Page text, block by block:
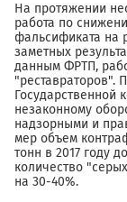
На протяжении
работа по
фальсификата на
заметных
данным ФРТП,
"реставраторов".
Государственной
незаконному
надзорными и
мер объем
тонн в 2017 году
количество
на 30-40%.